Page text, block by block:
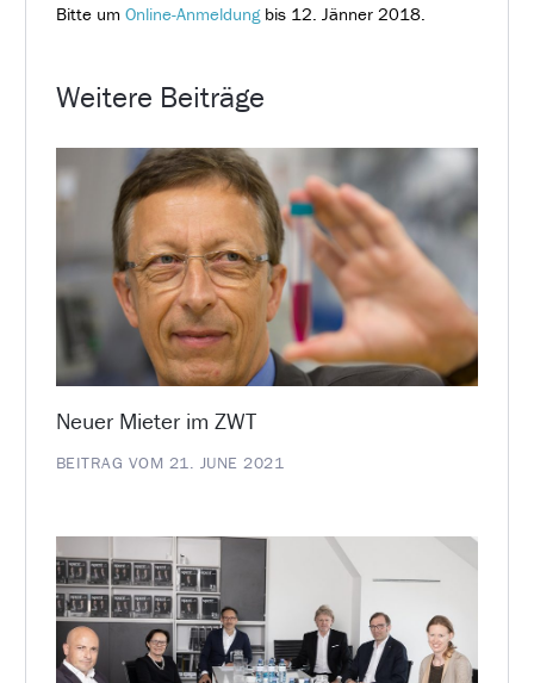
Bitte um Online-Anmeldungbis 12. Jänner 2018.
Weitere Beiträge
Neuer Mieter im ZWT
BEITRAG VOM 21. JUNE 2021